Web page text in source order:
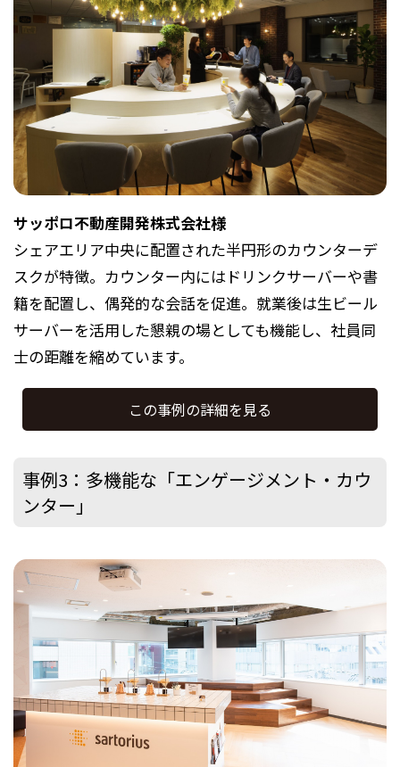
サッポロ不動産開発株式会社様
シェアエリア中央に配置された半円形のカウンターデ
スクが特徴。カウンター内にはドリンクサーバーや書
籍を配置し、偶発的な会話を促進。就業後は生ビール
サーバーを活用した懇親の場としても機能し、社員同
士の距離を縮めています。
この事例の詳細を見る
事例3：多機能な「エンゲージメント・カウ
ンター」